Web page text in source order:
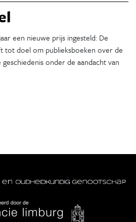
een nieuwe prijs ingesteld: De
tot doel om publieksboeken over de
onder de aandacht van